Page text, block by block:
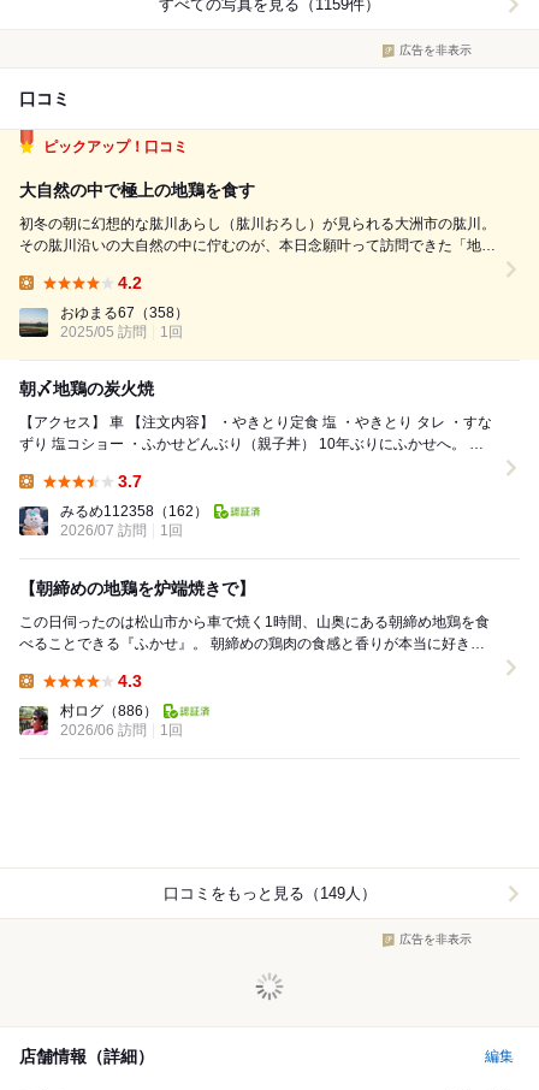
すべての写真を見る（1159件）
広告を非表示
口コミ
ピックアップ！口コミ
大自然の中で極上の地鶏を食す
初冬の朝に幻想的な肱川あらし（肱川おろし）が見られる大洲市の肱川。
その肱川沿いの大自然の中に佇むのが、本日念願叶って訪問できた「地鶏
いらっしゃいました。 席は囲炉裏を囲む座敷と、二口の囲炉裏を囲み椅
子に座るテーブルタ...
4.2
おゆまる67 （358）
2025/05 訪問
1回
朝〆地鶏の炭火焼
【アクセス】 車 【注文内容】 ・やきとり定食 塩 ・やきとり タレ ・すな
ずり 塩コショー ・ふかせどんぶり（親子丼） 10年ぶりにふかせへ。 こ
3.7
みるめ112358 （162）
2026/07 訪問
1回
【朝締めの地鶏を炉端焼きで】
この日伺ったのは松山市から車で焼く1時間、山奥にある朝締め地鶏を食
べることできる『ふかせ』。 朝締めの鶏肉の食感と香りが本当に好きな
4.3
村ログ （886）
2026/06 訪問
1回
口コミをもっと見る（149人）
広告を非表示
店舗情報（詳細） 編集